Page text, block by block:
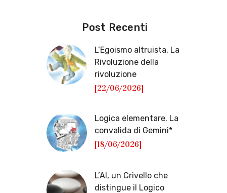
Post Recenti
L’Egoismo altruista, La
Rivoluzione della
rivoluzione
[22/06/2026]
Logica elementare. La
convalida di Gemini*
[18/06/2026]
L’AI, un Crivello che
distingue il Logico